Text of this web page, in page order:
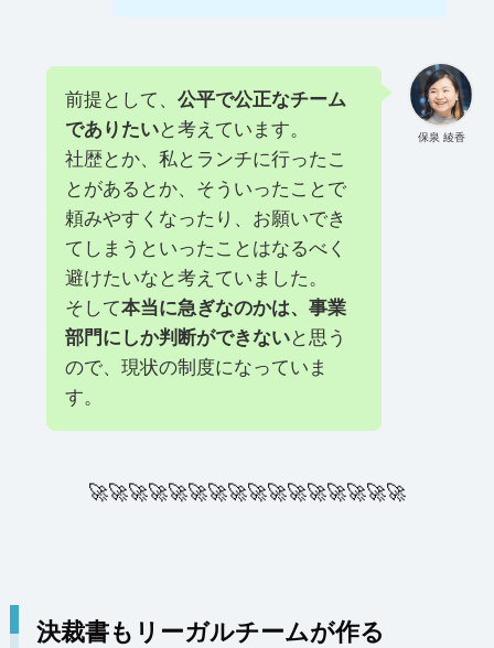
保泉 綾香
前提として、 公平で公正なチーム
でありたいと考えています。
社歴とか、私とランチに行ったこ
とがあるとか、そういったことで
頼みやすくなったり、お願いでき
てしまうといったことはなるべく
避けたいなと考えていました。
そして本当に急ぎなのかは、事業
部門にしか判断ができないと思う
ので、現状の制度になっていま
す。
🚀🚀🚀🚀🚀🚀🚀🚀🚀🚀🚀🚀🚀🚀🚀🚀
決裁書もリーガルチームが作る